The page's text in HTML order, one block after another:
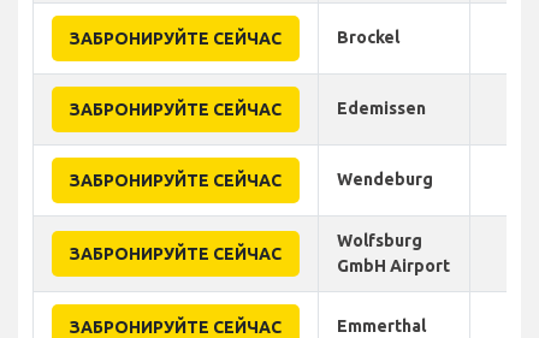
ЗАБРОНИРУЙТЕ СЕЙЧАС Brockel
ЗАБРОНИРУЙТЕ СЕЙЧАС Edemissen
ЗАБРОНИРУЙТЕ СЕЙЧАС Wendeburg
ЗАБРОНИРУЙТЕ СЕЙЧАС
Wolfsburg
GmbH Airport
ЗАБРОНИРУЙТЕ СЕЙЧАС Emmerthal